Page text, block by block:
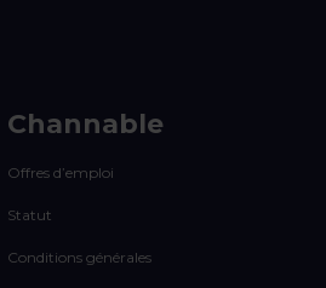
Channable
Offres d’emploi
Statut
Conditions générales